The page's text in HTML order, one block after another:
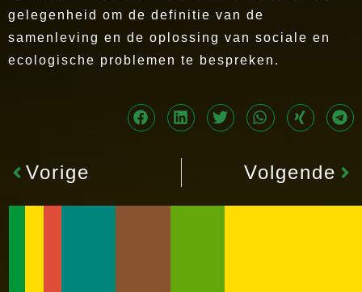
gelegenheid om de definitie van de
samenleving en de oplossing van sociale en
ecologische problemen te bespreken.
Vorige Volgende